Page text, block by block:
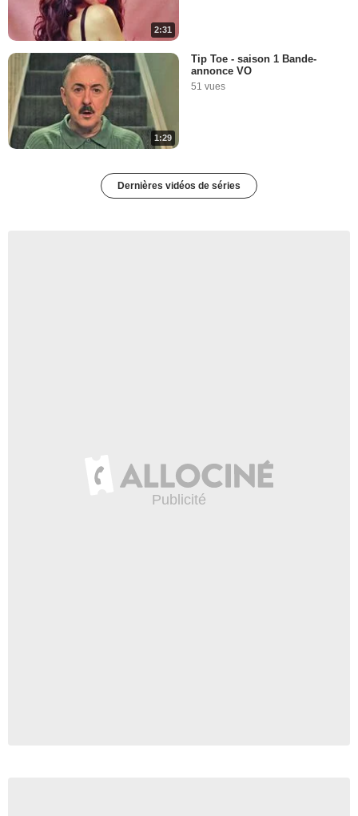
2:31
1:29
Tip Toe - saison 1 Bande-
annonce VO
51 vues
Dernières vidéos de séries